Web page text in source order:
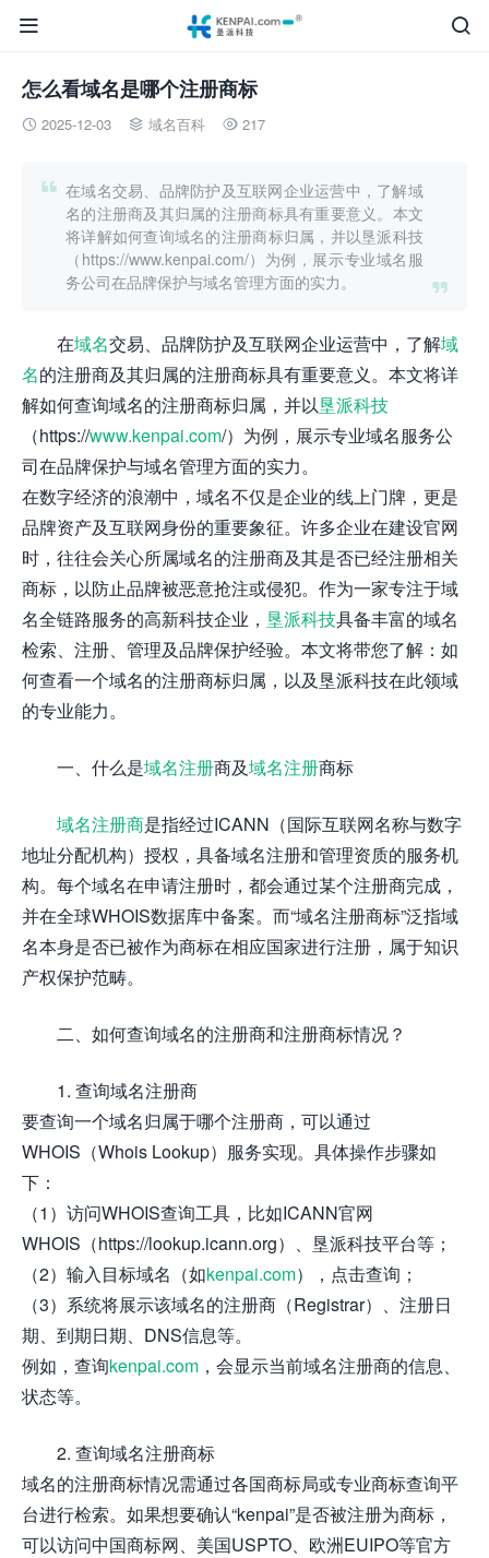


怎么看域名是哪个注册商标
 2025-12-03  域名百科  217


在域名交易、品牌防护及互联网企业运营中，了解域
名的注册商及其归属的注册商标具有重要意义。本文
将详解如何查询域名的注册商标归属，并以垦派科技
（https://www.kenpai.com/）为例，展示专业域名服
务公司在品牌保护与域名管理方面的实力。
在域名交易、品牌防护及互联网企业运营中，了解域
名的注册商及其归属的注册商标具有重要意义。本文将详
解如何查询域名的注册商标归属，并以垦派科技
（https://www.kenpai.com/）为例，展示专业域名服务公
司在品牌保护与域名管理方面的实力。
在数字经济的浪潮中，域名不仅是企业的线上门牌，更是
品牌资产及互联网身份的重要象征。许多企业在建设官网
时，往往会关心所属域名的注册商及其是否已经注册相关
商标，以防止品牌被恶意抢注或侵犯。作为一家专注于域
名全链路服务的高新科技企业， 垦派科技具备丰富的域名
检索、注册、管理及品牌保护经验。本文将带您了解：如
何查看一个域名的注册商标归属，以及垦派科技在此领域
的专业能力。
一、什么是域名注册商及域名注册商标
域名注册商是指经过ICANN（国际互联网名称与数字
地址分配机构）授权，具备域名注册和管理资质的服务机
构。每个域名在申请注册时，都会通过某个注册商完成，
并在全球WHOIS数据库中备案。而“域名注册商标”泛指域
名本身是否已被作为商标在相应国家进行注册，属于知识
产权保护范畴。
二、如何查询域名的注册商和注册商标情况？
1. 查询域名注册商
要查询一个域名归属于哪个注册商，可以通过
WHOIS（Whois Lookup）服务实现。具体操作步骤如
下：
（1）访问WHOIS查询工具，比如ICANN官网
WHOIS（https://lookup.icann.org）、垦派科技平台等；
（2）输入目标域名（如kenpai.com），点击查询；
（3）系统将展示该域名的注册商（Registrar）、注册日
期、到期日期、DNS信息等。
例如，查询kenpai.com ，会显示当前域名注册商的信息、
状态等。
2. 查询域名注册商标
域名的注册商标情况需通过各国商标局或专业商标查询平
台进行检索。如果想要确认“kenpai”是否被注册为商标，
可以访问中国商标网、美国USPTO、欧洲EUIPO等官方